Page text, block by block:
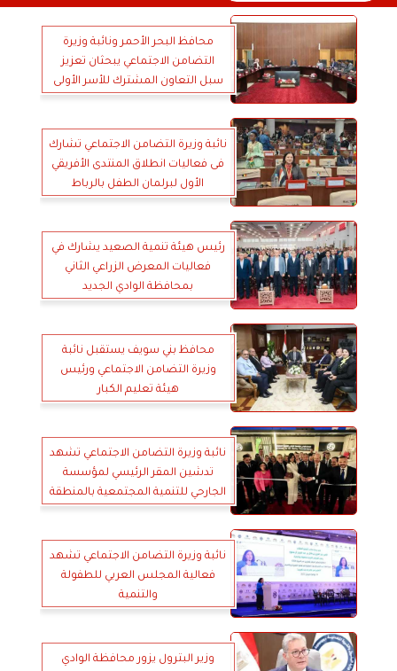
محافظ البحر الأحمر ونائبة وزيرة
التضامن الاجتماعي يبحثان تعزيز
سبل التعاون المشترك للأسر الأولى
نائبة وزيرة التضامن الاجتماعي تشارك
فى فعاليات انطلاق المنتدى الأفريقي
الأول لبرلمان الطفل بالرباط
رئيس هيئة تنمية الصعيد يشارك في
فعاليات المعرض الزراعي الثاني
بمحافظة الوادي الجديد
محافظ بني سويف يستقبل نائبة
وزيرة التضامن الاجتماعي ورئيس
هيئة تعليم الكبار
نائبة وزيرة التضامن الاجتماعي تشهد
تدشين المقر الرئيسي لمؤسسة
الجارحي للتنمية المجتمعية بالمنطقة
نائبة وزيرة التضامن الاجتماعي تشهد
فعالية المجلس العربي للطفولة
والتنمية
وزير البترول يزور محافظة الوادي